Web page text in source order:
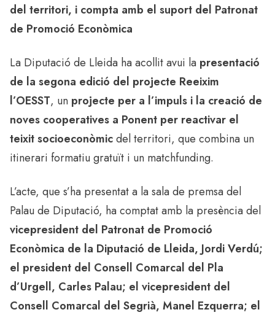
del territori, i compta amb el suport del Patronat
de Promoció Econòmica
La Diputació de Lleida ha acollit avui la presentació
de la segona edició del projecte Reeixim
l’OESST, un projecte per a l’impuls i la creació de
noves cooperatives a Ponent per reactivar el
teixit socioeconòmicdel territori, que combina un
itinerari formatiu gratuït i un matchfunding.
L’acte, que s’ha presentat a la sala de premsa del
Palau de Diputació, ha comptat amb la presència del
vicepresident del Patronat de Promoció
Econòmica de la Diputació de Lleida, Jordi Verdú;
el president del Consell Comarcal del Pla
d’Urgell, Carles Palau; el vicepresident del
Consell Comarcal del Segrià, Manel Ezquerra; el